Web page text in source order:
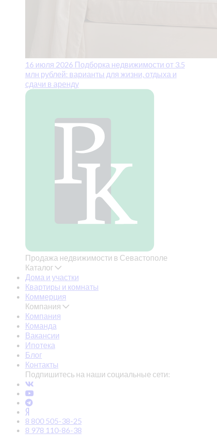
16 июля 2026 Подборка недвижимости от 3.5
млн рублей: варианты для жизни, отдыха и
сдачи в аренду
Продажа недвижимости в Севастополе
Каталог
Дома и участки
Квартиры и комнаты
Коммерция
Компания
Компания
Команда
Вакансии
Ипотека
Блог
Контакты
Подпишитесь на наши социальные сети:
8 800 505-38-25
8 978 110-86-38